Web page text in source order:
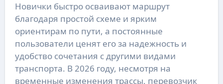
Новички быстро осваивают маршрут
благодаря простой схеме и ярким
ориентирам по пути, а постоянные
пользователи ценят его за надежность и
удобство сочетания с другими видами
транспорта. В 2026 году, несмотря на
временные изменения трассы, перевозчик